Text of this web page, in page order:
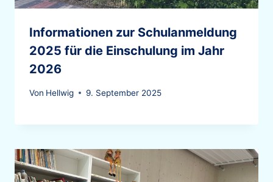
Informationen zur Schulanmeldung
2025 für die Einschulung im Jahr
2026
Von Hellwig 9. September 2025